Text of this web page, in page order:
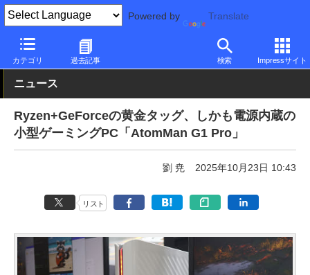
Powered by Translate
カテゴリ 過去記事 検索 Impressサイト
PC Watch パソコン/タブレット/スマートフォン NUC/小型パソコ
ニュース
Ryzen+GeForceの黄金タッグ、しかも電源内蔵の
小型ゲーミングPC「AtomMan G1 Pro」
劉 尭 2025年10月23日 10:43
リスト